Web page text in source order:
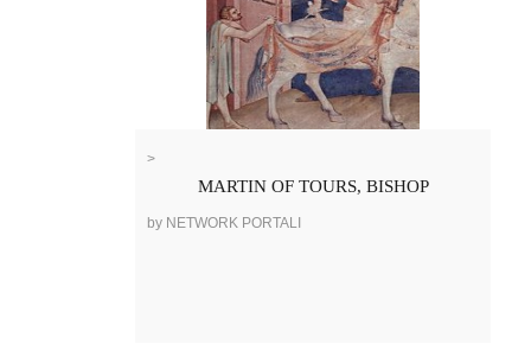
>
MARTIN OF TOURS, BISHOP
by NETWORK PORTALI